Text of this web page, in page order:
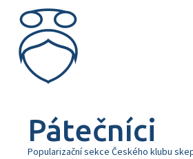
content
Pátečníci
Popularizační sekce Českého klubu